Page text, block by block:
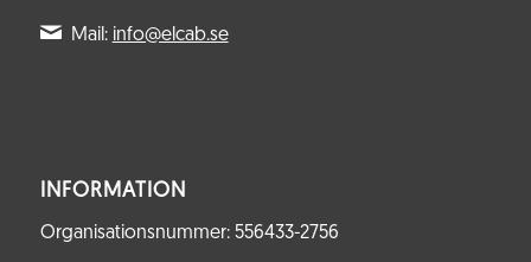
Mail: info@elcab.se
INFORMATION
Organisationsnummer: 556433-2756